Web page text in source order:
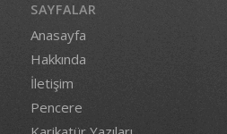
SAYFALAR
Anasayfa
Hakkında
İletişim
Pencere